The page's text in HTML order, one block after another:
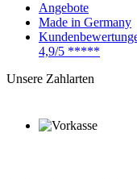
Angebote
Made in Germany
4,9/5 *****
Unsere Zahlarten